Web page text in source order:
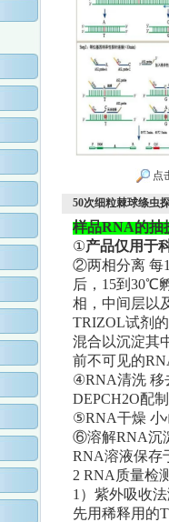
点
50次细粒棘球绦虫
样品RNA的抽
①产品仅用于
②两相分离 每
后，15到30℃
相，中间层以
TRIZOL试剂
混合以沉淀其
前不可见的
④RNA清洗 移
DEPCH2O配
⑤RNA干燥 小
⑥溶解RNA沉
RNA溶液保存
2 RNA质量检
1）紫外吸收
先用稀释用的